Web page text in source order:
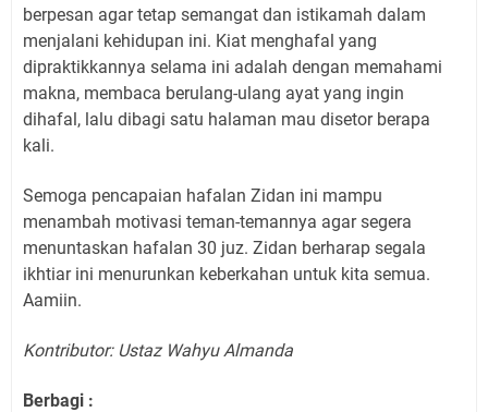
berpesan agar tetap semangat dan istikamah dalam
menjalani kehidupan ini. Kiat menghafal yang
dipraktikkannya selama ini adalah dengan memahami
makna, membaca berulang-ulang ayat yang ingin
dihafal, lalu dibagi satu halaman mau disetor berapa
kali.
Semoga pencapaian hafalan Zidan ini mampu
menambah motivasi teman-temannya agar segera
menuntaskan hafalan 30 juz. Zidan berharap segala
ikhtiar ini menurunkan keberkahan untuk kita semua.
Aamiin.
Kontributor: Ustaz Wahyu Almanda
Berbagi :